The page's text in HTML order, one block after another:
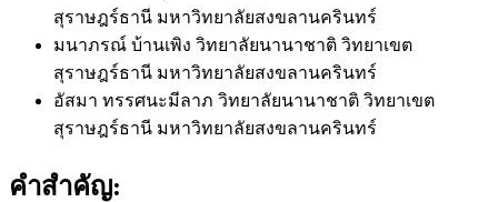
สุราษฎร์ธานี มหาวิทยาลัยสงขลานครินทร์
มนาภรณ์ บ้านเพิง วิทยาลัยนานาชาติ วิทยาเขต
สุราษฎร์ธานี มหาวิทยาลัยสงขลานครินทร์
อัสมา ทรรศนะมีลาภ วิทยาลัยนานาชาติ วิทยาเขต
สุราษฎร์ธานี มหาวิทยาลัยสงขลานครินทร์
คำสำคัญ: